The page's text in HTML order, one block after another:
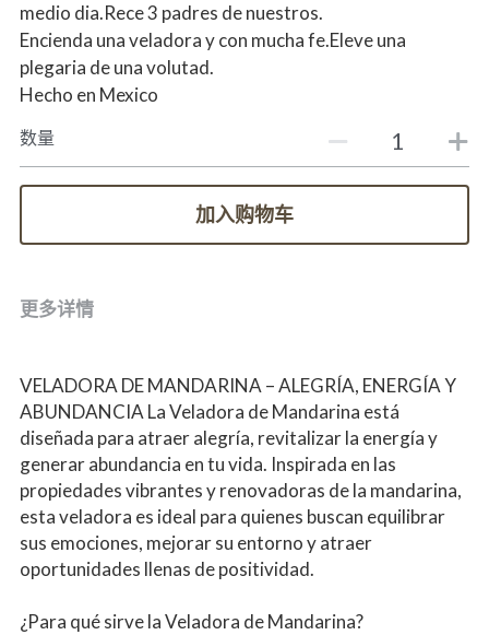
medio dia.Rece 3 padres de nuestros.
Encienda una veladora y con mucha fe.Eleve una
plegaria de una volutad.
Hecho en Mexico
数量
加入购物车
更多详情
VELADORA DE MANDARINA – ALEGRÍA, ENERGÍA Y
ABUNDANCIA La Veladora de Mandarina está
diseñada para atraer alegría, revitalizar la energía y
generar abundancia en tu vida. Inspirada en las
propiedades vibrantes y renovadoras de la mandarina,
esta veladora es ideal para quienes buscan equilibrar
sus emociones, mejorar su entorno y atraer
oportunidades llenas de positividad.
¿Para qué sirve la Veladora de Mandarina?